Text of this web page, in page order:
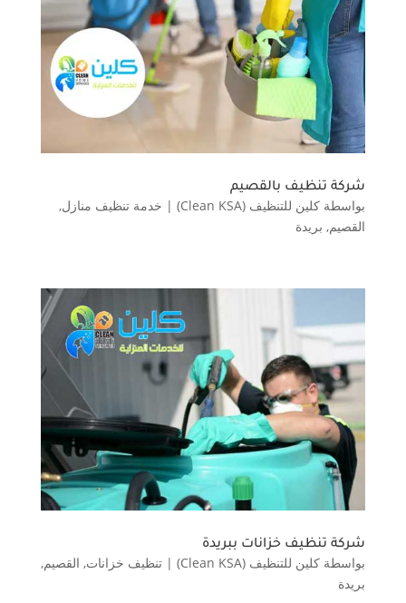
شركة تنظيف بالقصيم
بواسطة كلين للتنظيف (Clean KSA) | خدمة تنظيف منازل,
القصيم, بريدة
شركة تنظيف خزانات ببريدة
بواسطة كلين للتنظيف (Clean KSA) | تنظيف خزانات, القصيم,
بريدة